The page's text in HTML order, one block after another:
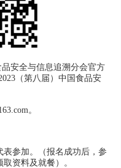
安全与信息追溯分会官方
（第八届）中国食品安
。
参加。（报名成功后，参
资料及就餐）。